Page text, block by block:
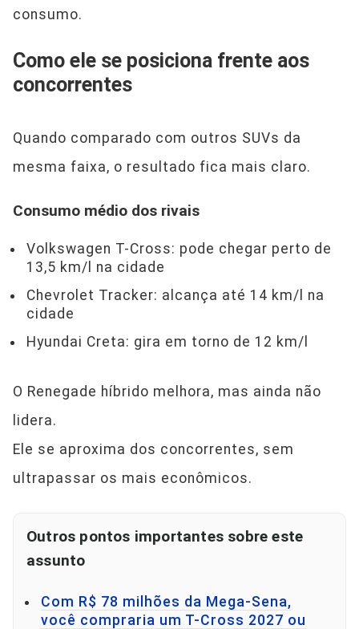
consumo.
Como ele se posiciona frente aos
concorrentes
Quando comparado com outros SUVs da
mesma faixa, o resultado fica mais claro.
Consumo médio dos rivais
Volkswagen T-Cross: pode chegar perto de
13,5 km/l na cidade
Chevrolet Tracker: alcança até 14 km/l na
cidade
Hyundai Creta: gira em torno de 12 km/l
O Renegade híbrido melhora, mas ainda não
lidera.
Ele se aproxima dos concorrentes, sem
ultrapassar os mais econômicos.
Outros pontos importantes sobre este
assunto
Com R$ 78 milhões da Mega-Sena,
você compraria um T-Cross 2027 ou